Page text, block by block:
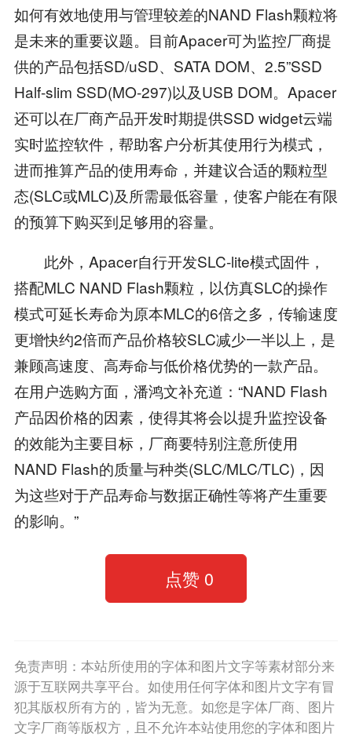
如何有效地使用与管理较差的NAND Flash颗粒将
是未来的重要议题。目前Apacer可为监控厂商提
供的产品包括SD/uSD、SATA DOM、2.5”SSD
Half-slim SSD(MO-297)以及USB DOM。Apacer
还可以在厂商产品开发时期提供SSD widget云端
实时监控软件，帮助客户分析其使用行为模式，
进而推算产品的使用寿命，并建议合适的颗粒型
态(SLC或MLC)及所需最低容量，使客户能在有限
的预算下购买到足够用的容量。
此外，Apacer自行开发SLC-lite模式固件，
搭配MLC NAND Flash颗粒，以仿真SLC的操作
模式可延长寿命为原本MLC的6倍之多，传输速度
更增快约2倍而产品价格较SLC减少一半以上，是
兼顾高速度、高寿命与低价格优势的一款产品。
在用户选购方面，潘鸿文补充道：“NAND Flash
产品因价格的因素，使得其将会以提升监控设备
的效能为主要目标，厂商要特别注意所使用
NAND Flash的质量与种类(SLC/MLC/TLC)，因
为这些对于产品寿命与数据正确性等将产生重要
的影响。”
点赞 0
免责声明：本站所使用的字体和图片文字等素材部分来
源于互联网共享平台。如使用任何字体和图片文字有冒
犯其版权所有方的，皆为无意。如您是字体厂商、图片
文字厂商等版权方，且不允许本站使用您的字体和图片